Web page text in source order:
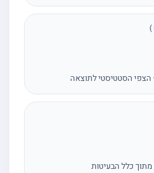
הסטטיסטי לתוצאה
כלל הבעיטות